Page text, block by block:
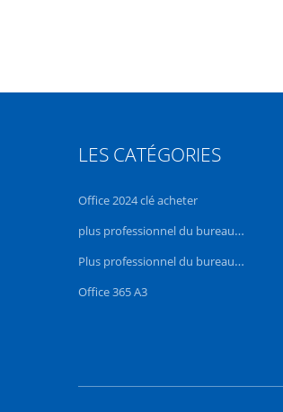
LES CATÉGORIES
Office 2024 clé acheter
plus professionnel du bureau 2021
Plus professionnel du bureau 2019
Office 365 A3